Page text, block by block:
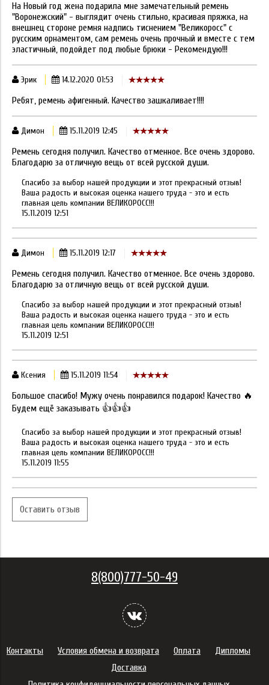
На Новый год жена подарила мне замечательный ремень
"Воронежский" - выглядит очень стильно, красивая пряжка, на
внешнец стороне ремня надпись тиснением "Великоросс" с
русским орнаментом, сам ремень очень прочный и вместе с тем
эластичный, подойдет под любые брюки - Рекомендую!!!
Эрик 14.12.2020 01:53
Ребят, ремень афигенный. Качество зашкаливает!!!!
Димон 15.11.2019 12:45
Ремень сегодня получил. Качество отменное. Все очень здорово.
Благодарю за отличную вещь от всей русской души.
Спасибо за выбор нашей продукции и этот прекрасный отзыв!
Ваша радость и высокая оценка нашего труда - это и есть
главная цель компании ВЕЛИКОРОСС!!!
15.11.2019 12:51
Димон 15.11.2019 12:17
Ремень сегодня получил. Качество отменное. Все очень здорово.
Благодарю за отличную вещь от всей русской души.
Спасибо за выбор нашей продукции и этот прекрасный отзыв!
Ваша радость и высокая оценка нашего труда - это и есть
главная цель компании ВЕЛИКОРОСС!!!
15.11.2019 12:51
Ксения 15.11.2019 11:54
Большое спасибо! Мужу очень понравился подарок! Качество 🔥
Будем ещё заказывать 👍👍👍
Спасибо за выбор нашей продукции и этот прекрасный отзыв!
Ваша радость и высокая оценка нашего труда - это и есть
главная цель компании ВЕЛИКОРОСС!!!
15.11.2019 11:55
Оставить отзыв
8(800)777-50-49
Контакты Условия обмена и возврата Оплата
Дипломы
Доставка